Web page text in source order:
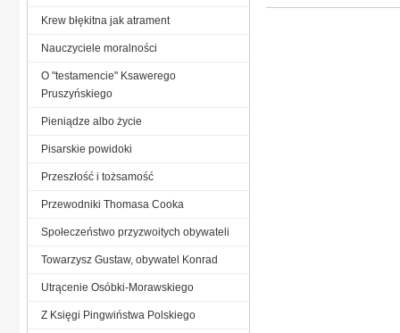
Krew błękitna jak atrament
Nauczyciele moralności
O "testamencie" Ksawerego
Pruszyńskiego
Pieniądze albo życie
Pisarskie powidoki
Przeszłość i tożsamość
Przewodniki Thomasa Cooka
Społeczeństwo przyzwoitych obywateli
Towarzysz Gustaw, obywatel Konrad
Utrącenie Osóbki-Morawskiego
Z Księgi Pingwiństwa Polskiego